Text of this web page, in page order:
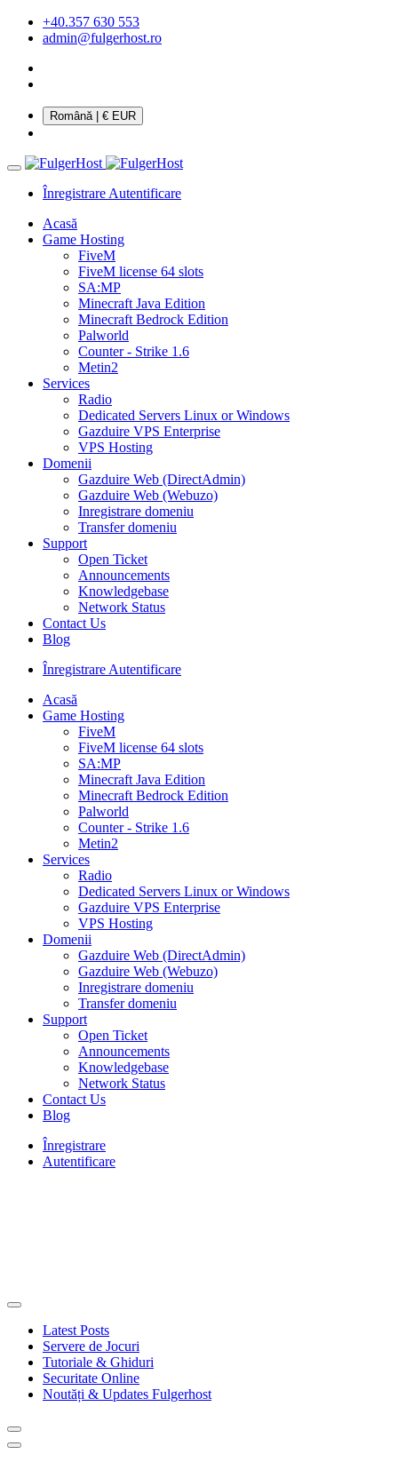
+40.357 630 553
admin@fulgerhost.ro
Română| € EUR
Înregistrare Autentificare
Acasă
Game Hosting
FiveM
FiveM license 64 slots
SA:MP
Minecraft Java Edition
Minecraft Bedrock Edition
Palworld
Counter - Strike 1.6
Metin2
Services
Radio
Dedicated Servers Linux or Windows
Gazduire VPS Enterprise
VPS Hosting
Domenii
Gazduire Web (DirectAdmin)
Gazduire Web (Webuzo)
Inregistrare domeniu
Transfer domeniu
Support
Open Ticket
Announcements
Knowledgebase
Network Status
Contact Us
Blog
Înregistrare Autentificare
Acasă
Game Hosting
FiveM
FiveM license 64 slots
SA:MP
Minecraft Java Edition
Minecraft Bedrock Edition
Palworld
Counter - Strike 1.6
Metin2
Services
Radio
Dedicated Servers Linux or Windows
Gazduire VPS Enterprise
VPS Hosting
Domenii
Gazduire Web (DirectAdmin)
Gazduire Web (Webuzo)
Inregistrare domeniu
Transfer domeniu
Support
Open Ticket
Announcements
Knowledgebase
Network Status
Contact Us
Blog
Înregistrare
Autentificare
Latest Posts
Servere de Jocuri
Tutoriale & Ghiduri
Securitate Online
Noutăți & Updates Fulgerhost